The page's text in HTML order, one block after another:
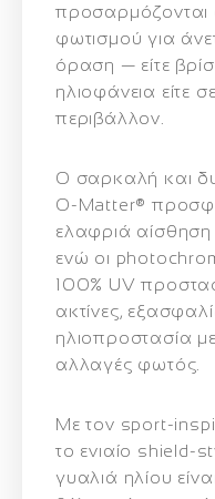
προσαρμόζονται
φωτισμού για
όραση — είτε
ηλιοφάνεια είτε
περιβάλλον.
Ο σαρκαλή και
O‑Matter®
ελαφριά αίσθηση
ενώ οι
100% UV
ακτίνες,
ηλιοπροστασία
αλλαγές φωτός.
Με τον
το ενιαίο
γυαλιά ηλίου